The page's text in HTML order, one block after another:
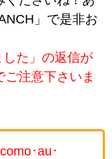
」で是非お
た」の返信が
注意下さいま
･au･